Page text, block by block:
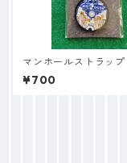
マンホールストラップ
¥700